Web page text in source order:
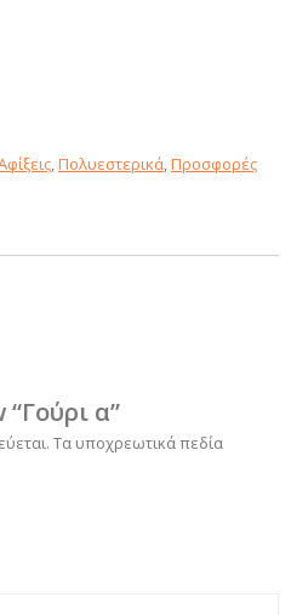
,Πολυεστερικά,Προσφορές
α”
Τα υποχρεωτικά πεδία